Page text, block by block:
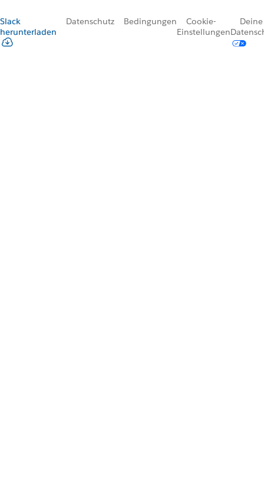
Slack
herunterladen
Datenschutz Bedingungen
Cookie-
Einstellungen
Deine